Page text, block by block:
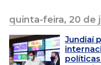
quinta-feira, 20 de
Jundiaí